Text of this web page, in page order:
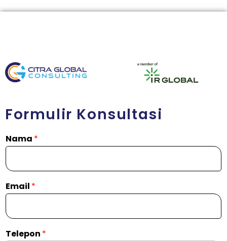
Formulir Konsultasi
Nama *
Email *
Telepon *